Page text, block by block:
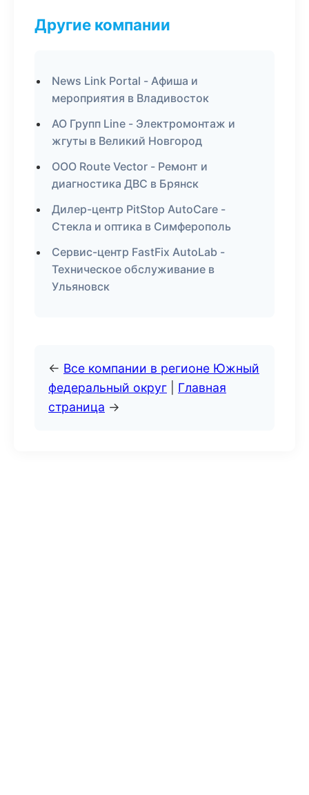
Другие компании
News Link Portal - Афиша и
мероприятия в Владивосток
АО Групп Line - Электромонтаж и
жгуты в Великий Новгород
ООО Route Vector - Ремонт и
диагностика ДВС в Брянск
Дилер-центр PitStop AutoCare -
Стекла и оптика в Симферополь
Сервис-центр FastFix AutoLab -
Техническое обслуживание в
Ульяновск
← Все компании в регионе Южный
федеральный округ
Главная
страница →